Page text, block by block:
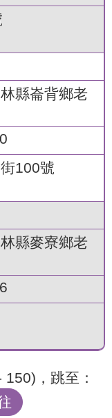
縣崙背鄉老
100號
縣麥寮鄉老
，跳至：